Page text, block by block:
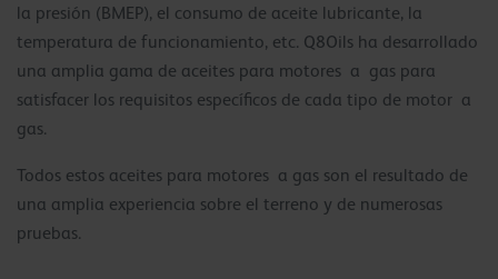
la presión (BMEP), el consumo de aceite lubricante, la
temperatura de funcionamiento, etc. Q8Oils ha desarrollado
una amplia gama de aceites para motores a gas para
satisfacer los requisitos específicos de cada tipo de motor a
gas.
Todos estos aceites para motores a gas son el resultado de
una amplia experiencia sobre el terreno y de numerosas
pruebas.